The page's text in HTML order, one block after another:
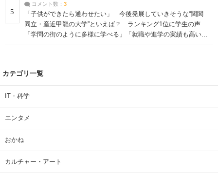
5
コメント数： 3
「子供ができたら通わせたい」 今後発展していきそうな“関関
同立・産近甲龍の大学”といえば？ ランキング1位に学生の声
「学問の街のように多様に学べる」「就職や進学の実績も高い」
| 大学 ねとらぼリサーチ
カテゴリ一覧
IT・科学
エンタメ
おかね
カルチャー・アート